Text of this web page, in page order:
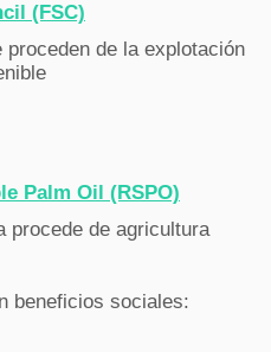
(FSC)
de la explotación
Palm Oil (RSPO)
procede de agricultura
beneficios sociales: